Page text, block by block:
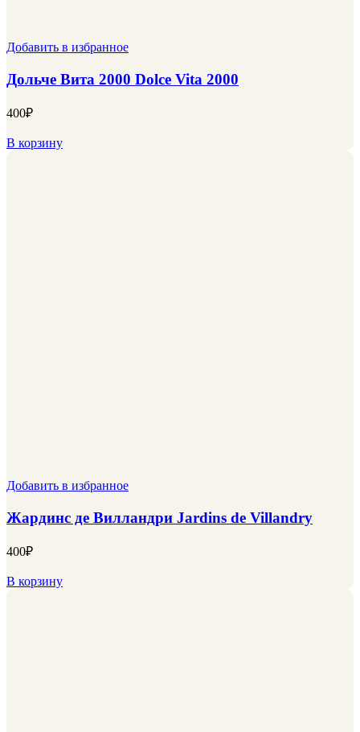
Добавить в избранное
Дольче Вита 2000 Dolce Vita 2000
400₽
В корзину
Добавить в избранное
Жардинс де Вилландри Jardins de Villandry
400₽
В корзину